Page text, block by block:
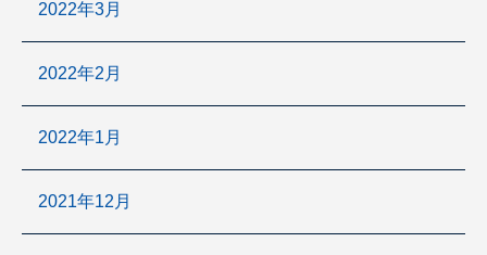
2022年3月
2022年2月
2022年1月
2021年12月